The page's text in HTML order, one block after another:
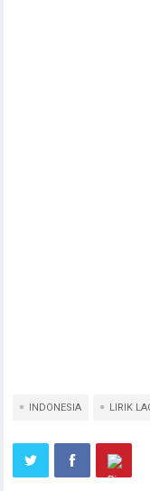
INDONESIA LIRIK